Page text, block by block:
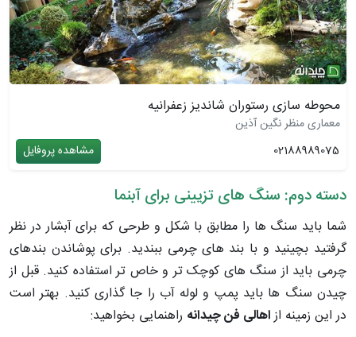
محوطه سازی رستوران شاندیز زعفرانیه
معماری منظر نگین آذین
02188989075
مشاهده پروفایل
دسته دوم: سنگ های تزیینی برای آبنما
شما باید سنگ ها را مطابق با شکل و طرحی که برای آبشار در نظر
گرفتید بچینید و با بند های چرمی ببندید. برای پوشاندن بندهای
چرمی باید از سنگ های کوچک تر و خاص تر استفاده کنید. قبل از
چیدن سنگ ها باید پمپ و لوله آب را جا گذاری کنید. بهتر است
در این زمینه ازاهالی فن چیدانه راهنمایی بخواهید: